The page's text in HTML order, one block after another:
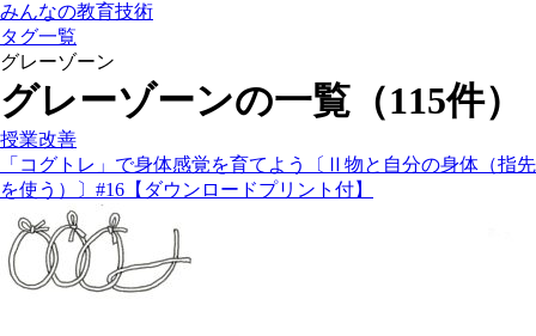
みんなの教育技術
タグ一覧
グレーゾーン
グレーゾーンの一覧（115件）
授業改善
「コグトレ」で身体感覚を育てよう〔Ⅱ物と自分の身体（指先
を使う）〕#16【ダウンロードプリント付】